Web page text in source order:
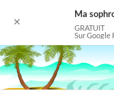
Aller
au
contenu
✕
Ma
GRATUIT
Sur Google